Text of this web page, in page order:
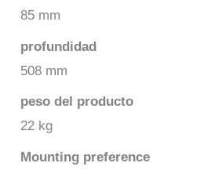
85 mm
profundidad
508 mm
peso del producto
22 kg
Mounting preference